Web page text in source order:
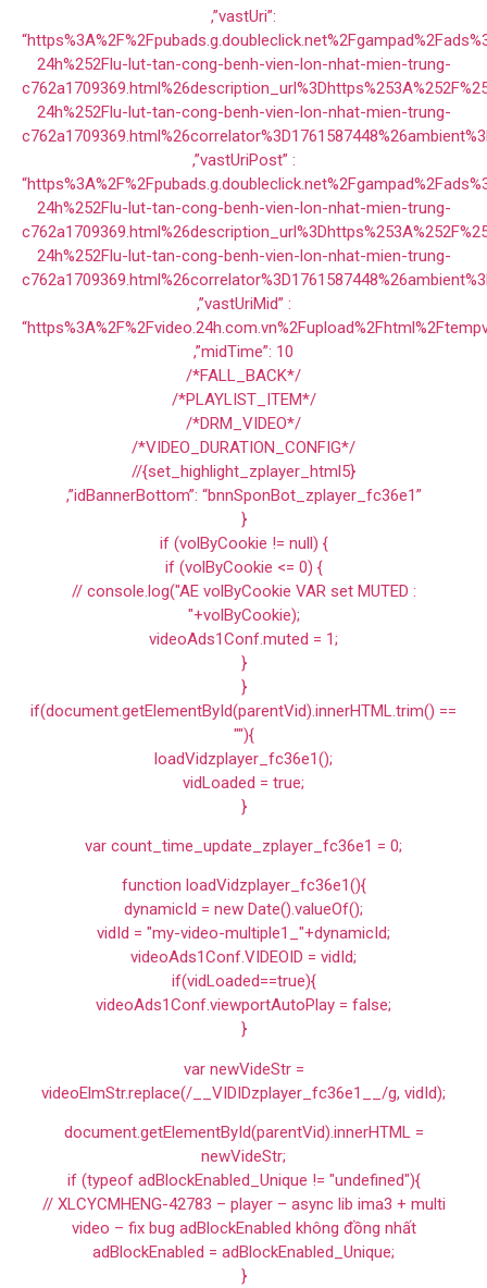
,”vastUri”:
24h%252Flu-lut-tan-cong-benh-vien-lon-nhat-mien-trung-
24h%252Flu-lut-tan-cong-benh-vien-lon-nhat-mien-trung-
,”vastUriPost” :
24h%252Flu-lut-tan-cong-benh-vien-lon-nhat-mien-trung-
24h%252Flu-lut-tan-cong-benh-vien-lon-nhat-mien-trung-
,”vastUriMid” :
,”midTime”: 10
/*FALL_BACK*/
/*PLAYLIST_ITEM*/
/*DRM_VIDEO*/
/*VIDEO_DURATION_CONFIG*/
//{set_highlight_zplayer_html5}
,”idBannerBottom”: “bnnSponBot_zplayer_fc36e1”
}
if (volByCookie != null) {
if (volByCookie <= 0) {
// console.log("AE volByCookie VAR set MUTED :
"+volByCookie);
videoAds1Conf.muted = 1;
}
}
if(document.getElementById(parentVid).innerHTML.trim() ==
""){
loadVidzplayer_fc36e1();
vidLoaded = true;
}
var count_time_update_zplayer_fc36e1 = 0;
function loadVidzplayer_fc36e1(){
dynamicId = new Date().valueOf();
vidId = "my-video-multiple1_"+dynamicId;
videoAds1Conf.VIDEOID = vidId;
if(vidLoaded==true){
videoAds1Conf.viewportAutoPlay = false;
}
var newVideStr =
videoElmStr.replace(/__VIDIDzplayer_fc36e1__/g, vidId);
document.getElementById(parentVid).innerHTML =
newVideStr;
if (typeof adBlockEnabled_Unique != "undefined"){
// XLCYCMHENG-42783 – player – async lib ima3 + multi
video – fix bug adBlockEnabled không đồng nhất
adBlockEnabled = adBlockEnabled_Unique;
}